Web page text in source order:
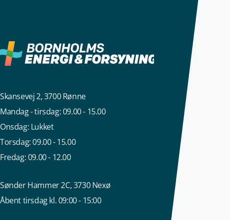
Skansevej 2, 3700 Rønne
Mandag - tirsdag: 09.00 - 15.00
Onsdag: Lukket
Torsdag: 09.00 - 15.00
Fredag: 09.00 - 12.00
Sønder Hammer 2C, 3730 Nexø
Åbent tirsdag kl. 09:00 - 15:00